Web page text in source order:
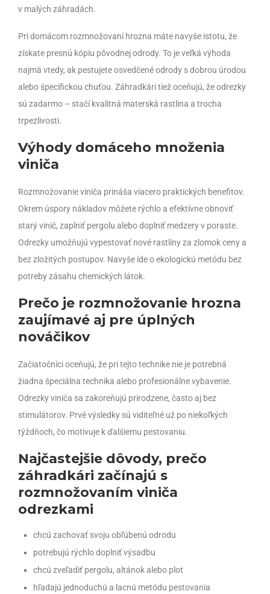
v malých záhradách.
Pri domácom rozmnožovaní hrozna máte navyše istotu, že
získate presnú kópiu pôvodnej odrody. To je veľká výhoda
najmä vtedy, ak pestujete osvedčené odrody s dobrou úrodou
alebo špecifickou chuťou. Záhradkári tiež oceňujú, že odrezky
sú zadarmo – stačí kvalitná materská rastlina a trocha
trpezlivosti.
Výhody domáceho množenia
viniča
Rozmnožovanie viniča prináša viacero praktických benefitov.
Okrem úspory nákladov môžete rýchlo a efektívne obnoviť
starý vinič, zaplniť pergolu alebo doplniť medzery v poraste.
Odrezky umožňujú vypestovať nové rastliny za zlomok ceny a
bez zložitých postupov. Navyše ide o ekologickú metódu bez
potreby zásahu chemických látok.
Prečo je rozmnožovanie hrozna
zaujímavé aj pre úplných
nováčikov
Začiatočníci oceňujú, že pri tejto technike nie je potrebná
žiadna špeciálna technika alebo profesionálne vybavenie.
Odrezky viniča sa zakoreňujú prirodzene, často aj bez
stimulátorov. Prvé výsledky sú viditeľné už po niekoľkých
týždňoch, čo motivuje k ďalšiemu pestovaniu.
Najčastejšie dôvody, prečo
záhradkári začínajú s
rozmnožovaním viniča
odrezkami
chcú zachovať svoju obľúbenú odrodu
potrebujú rýchlo doplniť výsadbu
chcú zveľadiť pergolu, altánok alebo plot
hľadajú jednoduchú a lacnú metódu pestovania